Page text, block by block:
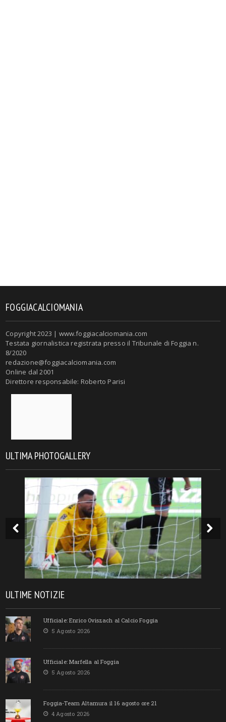
FOGGIACALCIOMANIA
Copyright 2023 | www.foggiacalciomania.com
Testata giornalistica registrata presso il Tribunale di Foggia n.
8/2020
redazione@foggiacalciomania.com
Online dal 2001
Direttore responsabile: Roberto Parisi
ULTIMA PHOTOGALLERY
ULTIME NOTIZIE
Ufficiale: Enrico Oviszach al Calcio Foggia
5 Agosto 2026
Ufficiale: Marfella al Foggia
5 Agosto 2026
Foggia-Team Altamura il 16 agosto ore 21
4 Agosto 2026